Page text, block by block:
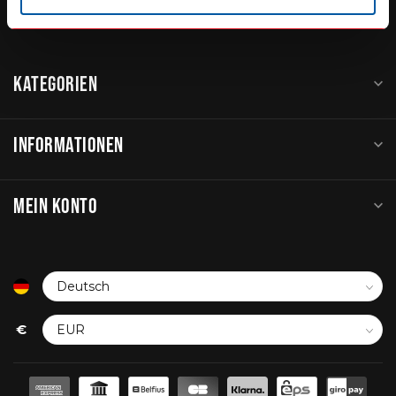
service@go-in-style.nl
KATEGORIEN
INFORMATIONEN
MEIN KONTO
€